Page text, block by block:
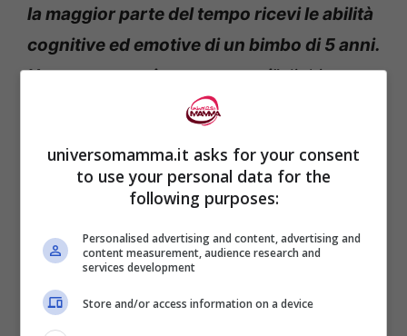
la maggior parte del tempo ricevi le abilità
cognitive ed emotive di un bimbo di 5 anni.
Non sempre sai cosa troverai”dichiara
“La cosa più incredibile della genitorialità è
ogni bimbo è il proprio mucchio di
avvicinare ogni bambino nello stesso
modo sarebbe ridicolo
universomamma.it asks for your consent
to use your personal data for the
following purposes:
Personalised advertising and content, advertising and
content measurement, audience research and
services development
Store and/or access information on a device